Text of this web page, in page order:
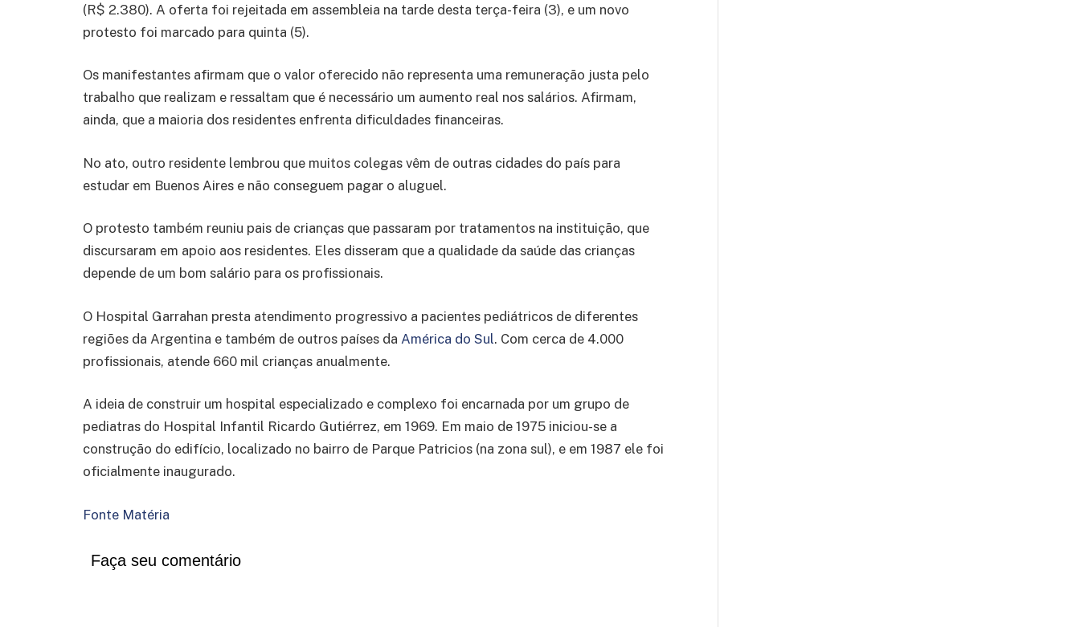
(R$ 2.380). A oferta foi rejeitada em assembleia na tarde desta terça-feira (3), e um novo
protesto foi marcado para quinta (5).
Os manifestantes afirmam que o valor oferecido não representa uma remuneração justa pelo
trabalho que realizam e ressaltam que é necessário um aumento real nos salários. Afirmam,
ainda, que a maioria dos residentes enfrenta dificuldades financeiras.
No ato, outro residente lembrou que muitos colegas vêm de outras cidades do país para
estudar em Buenos Aires e não conseguem pagar o aluguel.
O protesto também reuniu pais de crianças que passaram por tratamentos na instituição, que
discursaram em apoio aos residentes. Eles disseram que a qualidade da saúde das crianças
depende de um bom salário para os profissionais.
O Hospital Garrahan presta atendimento progressivo a pacientes pediátricos de diferentes
regiões da Argentina e também de outros países da América do Sul. Com cerca de 4.000
profissionais, atende 660 mil crianças anualmente.
A ideia de construir um hospital especializado e complexo foi encarnada por um grupo de
pediatras do Hospital Infantil Ricardo Gutiérrez, em 1969. Em maio de 1975 iniciou-se a
construção do edifício, localizado no bairro de Parque Patricios (na zona sul), e em 1987 ele foi
oficialmente inaugurado.
Fonte Matéria
Faça seu comentário